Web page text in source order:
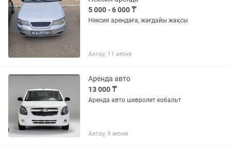
5 000 - 6 000 ₸
Нексия арендаға, жағдайы жақсы
Актау, 11 июня
Аренда авто
13 000 ₸
Аренда авто шевролет кобальт
Актау, 9 июня